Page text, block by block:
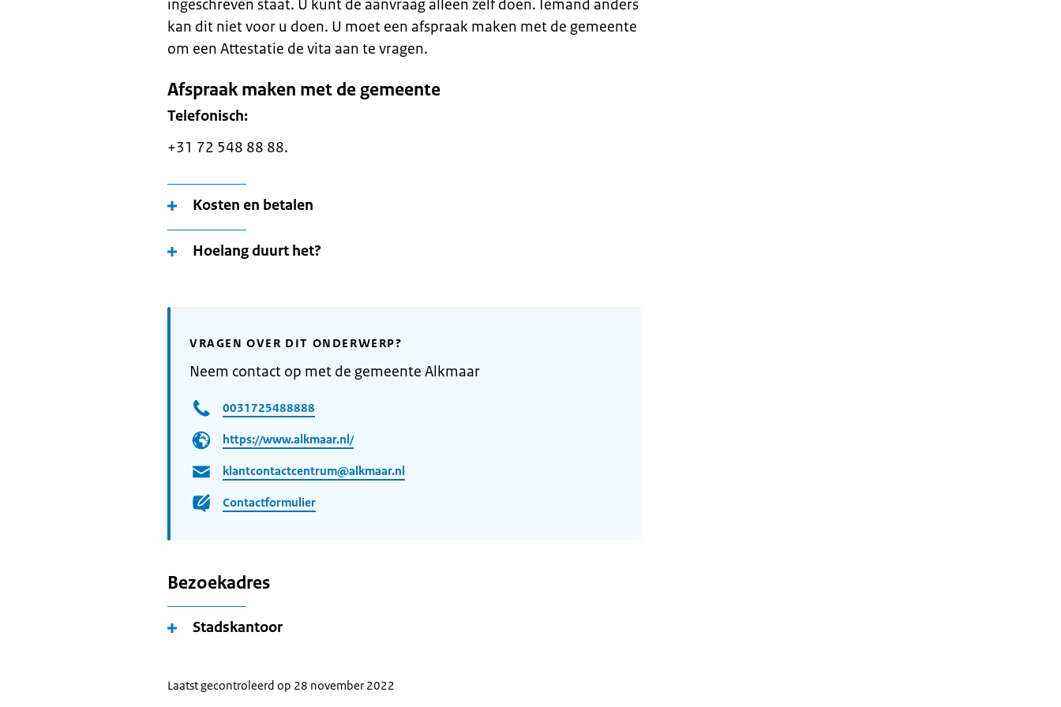
ingeschreven staat. U kunt de aanvraag alleen zelf doen. Iemand anders
kan dit niet voor u doen. U moet een afspraak maken met de gemeente
om een Attestatie de vita aan te vragen.
Afspraak maken met de gemeente
Telefonisch:
+31 72 548 88 88.
Kosten en betalen
Hoelang duurt het?
VRAGEN OVER DIT ONDERWERP?
Neem contact op met de gemeente Alkmaar
0031725488888
https://www.alkmaar.nl/
klantcontactcentrum@alkmaar.nl
Contactformulier
Bezoekadres
Stadskantoor
Laatst gecontroleerd op 28 november 2022